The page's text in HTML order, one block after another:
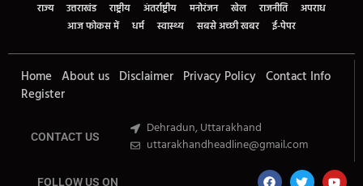
राज्य उत्तराखंड राष्ट्रीय अंतर्राष्ट्रीय मनोरंजन खेल राजनीति
अपराध
आज फोकस में
धर्म स्वास्थ्य सबसे अच्छी खबर ई-पेपर
Home About us Disclaimer Privacy Policy Contact Info
Register
CONTACT US
Dehradun, Uttarakhand
uttarakhandheadline@gmail.com
FOLLOW US ON